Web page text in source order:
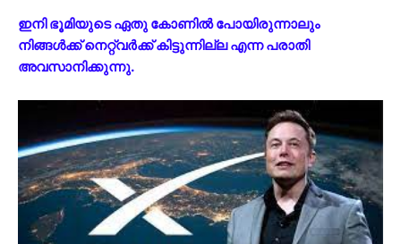
ഇനി ഭൂമിയുടെ ഏതു കോണിൽ പോയിരുന്നാലും
നിങ്ങൾക്ക് നെറ്റ്‌വർക്ക് കിട്ടുന്നില്ല എന്ന പരാതി
അവസാനിക്കുന്നു.